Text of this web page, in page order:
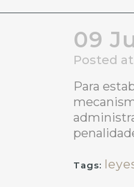
09
Posted at
Para
Tags: